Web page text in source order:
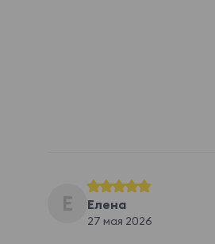
Е Елена
27 мая 2026